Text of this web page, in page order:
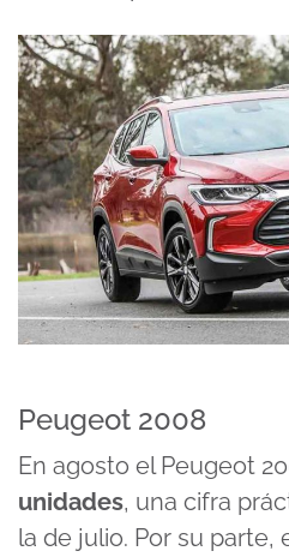
Peugeot 2008
En agosto el Peugeot
unidades, una cifra
la de julio. Por su parte,